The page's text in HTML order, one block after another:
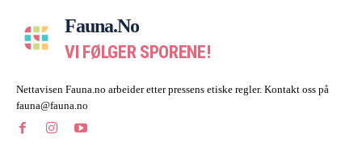
Fauna.no
VI FØLGER SPORENE!
Nettavisen Fauna.no arbeider etter pressens etiske regler. Kontakt oss på
fauna@fauna.no